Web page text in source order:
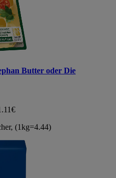
Butter oder Die
(1kg=4.44)